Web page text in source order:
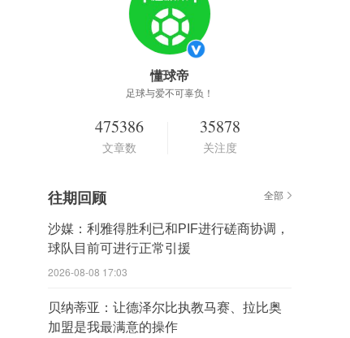
懂球帝
足球与爱不可辜负！
475386
文章数
35878
关注度
往期回顾 全部
沙媒：利雅得胜利已和PIF进行磋商协调，
球队目前可进行正常引援
2026-08-08 17:03
贝纳蒂亚：让德泽尔比执教马赛、拉比奥
加盟是我最满意的操作